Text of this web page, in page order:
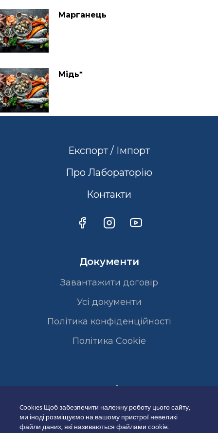
Марганець
Мідь*
Експорт / Імпорт
Про Лабораторію
Контакти
Документи
Завантажити договір
Усі документи
Політика конфіденційності
Полiтика Cookie
Сертифікати
Cookies Щоб забезпечити належну роботу цього сайту,
ми іноді розміщуємо на вашому пристрої невеликі
файли даних, які називаються файлами cookie.